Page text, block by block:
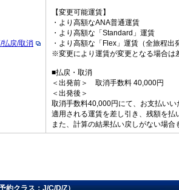
払戻/取消
【変更可能運賃】
・より高額なANA普通運賃
・より高額な「Standard」運賃
・より高額な「Flex」運賃（全旅程出
※変更により運賃が変更となる場合は
■払戻・取消
＜出発前＞ 取消手数料 40,000円
＜出発後＞
取消手数料40,000円にて、お支払い
適用される運賃を差し引き、残額を払
また、計算の結果払い戻しがない場合
約クラス：J/C/D/Z）